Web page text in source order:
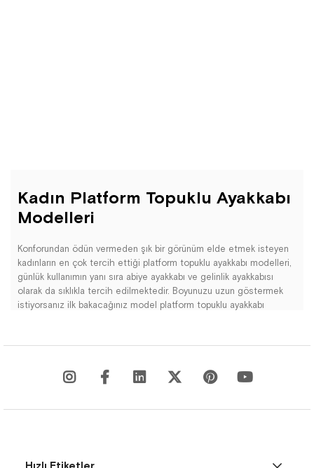
Kadın Platform Topuklu Ayakkabı
Modelleri
Konforundan ödün vermeden şık bir görünüm elde etmek isteyen
kadınların en çok tercih ettiği platform topuklu ayakkabı modelleri,
günlük kullanımın yanı sıra abiye ayakkabı ve gelinlik ayakkabısı
olarak da sıklıkla tercih edilmektedir. Boyunuzu uzun göstermek
istiyorsanız ilk bakacağınız model platform topuklu ayakkabı
alternatiflerinden tercihinizi yapabilirsiniz. Dengenizi en rahat
modeller farklı renk ve desen seçenekleriyle sizleri bekliyor.
markaların kaliteli tasarımlarıyla zenginleşen koleksiyonumuz,
Hızlı Etiketler